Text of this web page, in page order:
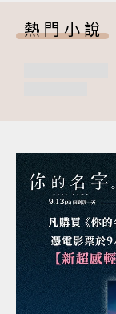
熱門小說